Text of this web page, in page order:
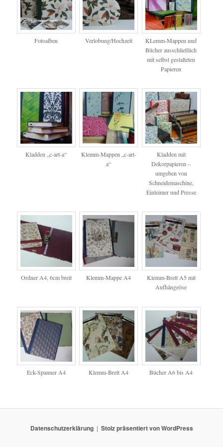
Fotoalben Verlobung/Hochzeit
KLemm-Mappen und
Bücher ausschließlich
mit selbst gestalteten
Papieren
Kladden „c-art-a“
Klemm-Mappen „c-art-
a“
Kladden mit
Dekorpapieren –
umgeben von
Schneidemaschine,
Einleimer und Presse
Ordner A4, 6cm breit Klemm-Mappe A4
Klemm-Brett A5 mit
Aufhängeöse
Eck-Spanner A4 Klemm-Brett A4 Bücher A6 bis A4
Datenschutzerklärung Stolz präsentiert von WordPress